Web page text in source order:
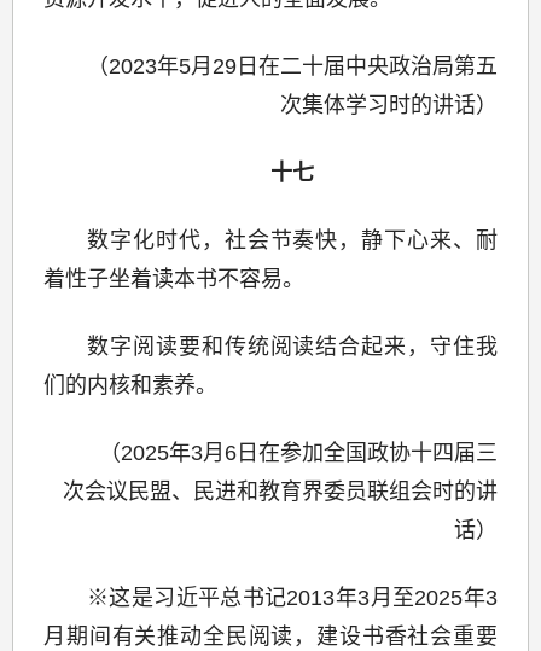
（2023年5月29日在二十届中央政治局第五
次集体学习时的讲话）
十七
数字化时代，社会节奏快，静下心来、耐
着性子坐着读本书不容易。
数字阅读要和传统阅读结合起来，守住我
们的内核和素养。
（2025年3月6日在参加全国政协十四届三
次会议民盟、民进和教育界委员联组会时的讲
话）
※这是习近平总书记2013年3月至2025年3
月期间有关推动全民阅读，建设书香社会重要